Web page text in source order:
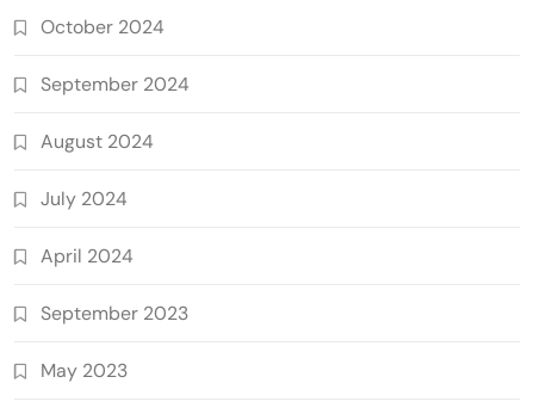
October 2024
September 2024
August 2024
July 2024
April 2024
September 2023
May 2023